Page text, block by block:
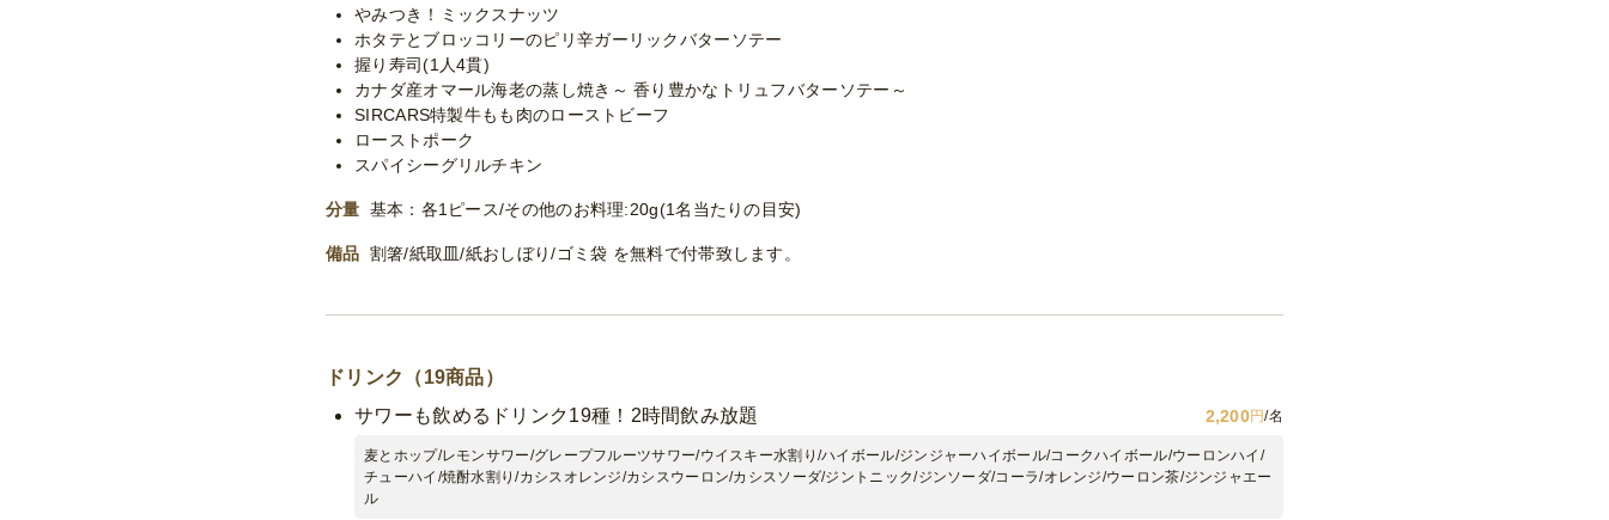
やみつき！ミックスナッツ
ホタテとブロッコリーのピリ辛ガーリックバターソテー
握り寿司(1人4貫)
カナダ産オマール海老の蒸し焼き～ 香り豊かなトリュフバターソテー～
SIRCARS特製牛もも肉のローストビーフ
ローストポーク
スパイシーグリルチキン
分量 基本：各1ピース/その他のお料理:20g(1名当たりの目安)
備品 割箸/紙取皿/紙おしぼり/ゴミ袋 を無料で付帯致します。
ドリンク（19商品）
サワーも飲めるドリンク19種！2時間飲み放題
2,200円/名
麦とホップ/レモンサワー/グレープフルーツサワー/ウイスキー水割り/ハイボール/ジンジャーハイボール/コークハイボール/ウーロンハイ/
チューハイ/焼酎水割り/カシスオレンジ/カシスウーロン/カシスソーダ/ジントニック/ジンソーダ/コーラ/オレンジ/ウーロン茶/ジンジャエー
ル